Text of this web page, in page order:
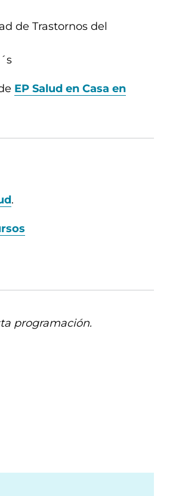
de Trastornos del
EP Salud en Casa en
.
programación.